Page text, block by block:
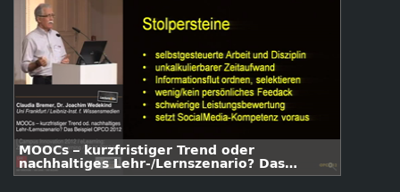
MOOCs – kurzfristiger Trend oder
nachhaltiges Lehr-/Lernszenario? Das
Beispiel OPCO 2012